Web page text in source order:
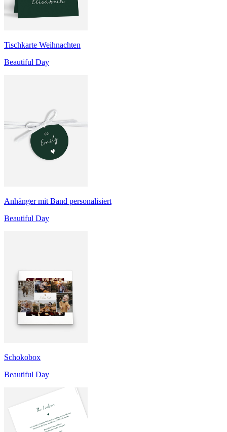
Tischkarte Weihnachten
Beautiful Day
Anhänger mit Band personalisiert
Beautiful Day
Schokobox
Beautiful Day